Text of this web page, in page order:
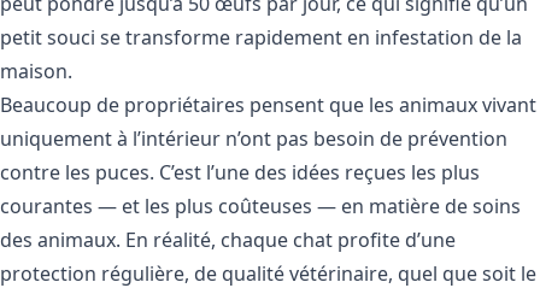
petit souci se transforme rapidement en infestation de la
maison.
Beaucoup de propriétaires pensent que les animaux vivant
uniquement à l’intérieur n’ont pas besoin de prévention
contre les puces. C’est l’une des idées reçues les plus
courantes — et les plus coûteuses — en matière de soins
des animaux. En réalité, chaque chat profite d’une
protection régulière, de qualité vétérinaire, quel que soit le